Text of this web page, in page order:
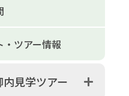
・ツアー情報
見学ツアー